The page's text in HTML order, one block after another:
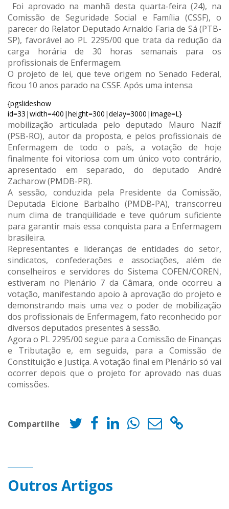
Foi aprovado na manhã desta quarta-feira (24), na
Comissão de Seguridade Social e Família (CSSF), o
parecer do Relator Deputado Arnaldo Faria de Sá (PTB-
SP), favorável ao PL 2295/00 que trata da redução da
carga horária de 30 horas semanais para os
profissionais de Enfermagem.
O projeto de lei, que teve origem no Senado Federal,
ficou 10 anos parado na CSSF. Após uma intensa
{pgslideshow
id=33|width=400|height=300|delay=3000|image=L}
mobilização articulada pelo deputado Mauro Nazif
(PSB-RO), autor da proposta, e pelos profissionais de
Enfermagem de todo o país, a votação de hoje
finalmente foi vitoriosa com um único voto contrário,
apresentado em separado, do deputado André
Zacharow (PMDB-PR).
A sessão, conduzida pela Presidente da Comissão,
Deputada Elcione Barbalho (PMDB-PA), transcorreu
num clima de tranqüilidade e teve quórum suficiente
para garantir mais essa conquista para a Enfermagem
brasileira.
Representantes e lideranças de entidades do setor,
sindicatos, confederações e associações, além de
conselheiros e servidores do Sistema COFEN/COREN,
estiveram no Plenário 7 da Câmara, onde ocorreu a
votação, manifestando apoio à aprovação do projeto e
demonstrando mais uma vez o poder de mobilização
dos profissionais de Enfermagem, fato reconhecido por
diversos deputados presentes à sessão.
Agora o PL 2295/00 segue para a Comissão de Finanças
e Tributação e, em seguida, para a Comissão de
Constituição e Justiça. A votação final em Plenário só vai
ocorrer depois que o projeto for aprovado nas duas
comissões.
Compartilhe
Outros Artigos